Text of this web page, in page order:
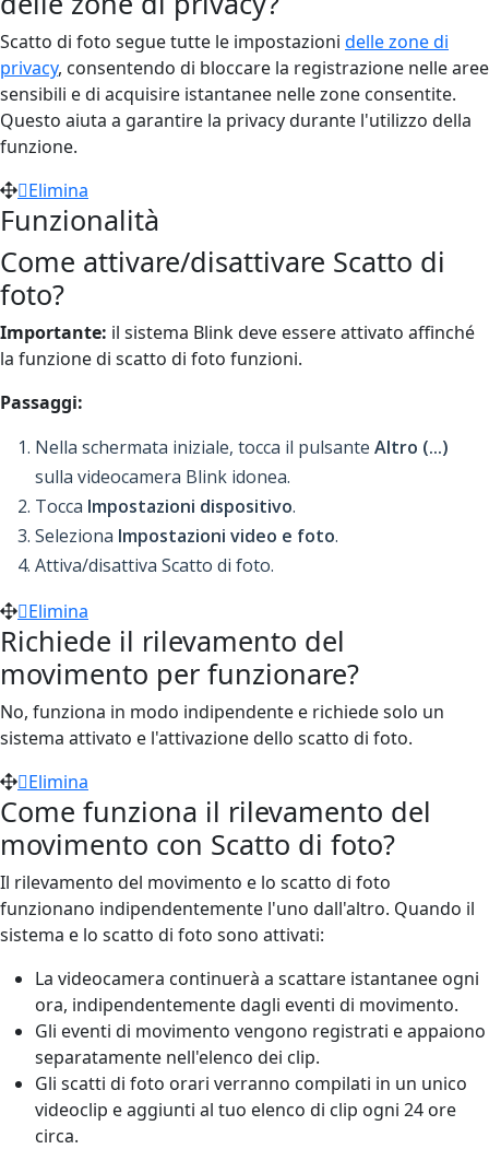
Scatto di foto segue tutte le impostazioni delle zone di
privacy, consentendo di bloccare la registrazione nelle aree
sensibili e di acquisire istantanee nelle zone consentite.
Questo aiuta a garantire la privacy durante l'utilizzo della
funzione.
Elimina
Funzionalità
Come attivare/disattivare Scatto di
foto?
Importante: il sistema Blink deve essere attivato affinché
la funzione di scatto di foto funzioni.
Passaggi:
Nella schermata iniziale, tocca il pulsante Altro (...)
sulla videocamera Blink idonea.
Tocca Impostazioni dispositivo.
Seleziona Impostazioni video e foto.
Attiva/disattiva Scatto di foto.
Elimina
Richiede il rilevamento del
movimento per funzionare?
No, funziona in modo indipendente e richiede solo un
sistema attivato e l'attivazione dello scatto di foto.
Elimina
Come funziona il rilevamento del
movimento con Scatto di foto?
Il rilevamento del movimento e lo scatto di foto
funzionano indipendentemente l'uno dall'altro. Quando il
sistema e lo scatto di foto sono attivati:
La videocamera continuerà a scattare istantanee ogni
ora, indipendentemente dagli eventi di movimento.
Gli eventi di movimento vengono registrati e appaiono
separatamente nell'elenco dei clip.
Gli scatti di foto orari verranno compilati in un unico
videoclip e aggiunti al tuo elenco di clip ogni 24 ore
circa.